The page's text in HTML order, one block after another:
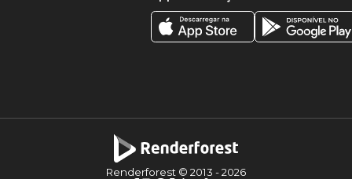
Renderforest © 2013 -2026